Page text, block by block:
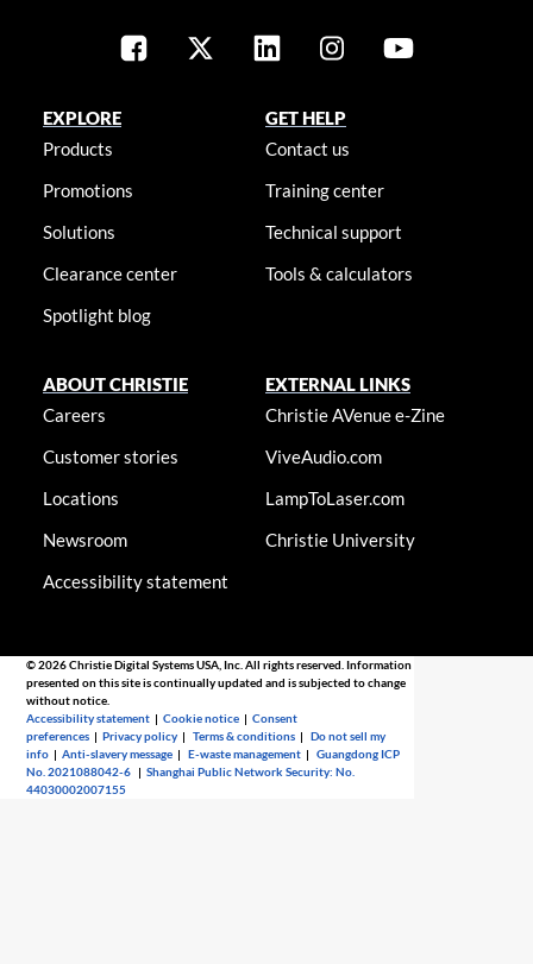
EXPLORE
Products
Promotions
Solutions
Clearance center
Spotlight blog
GET HELP
Contact us
Training center
Technical support
Tools & calculators
ABOUT CHRISTIE
Careers
Customer stories
Locations
Newsroom
Accessibility statement
EXTERNAL LINKS
Christie AVenue e-Zine
ViveAudio.com
LampToLaser.com
Christie University
© 2026 Christie Digital Systems USA, Inc. All rights reserved. Information
presented on this site is continually updated and is subjected to change
without notice.
Accessibility statement |Cookie notice |Consent
preferences |Privacy policy |Terms & conditions |Do not sell my
info |Anti-slavery message |E-waste management |Guangdong ICP
No. 2021088042-6 |Shanghai Public Network Security: No.
44030002007155